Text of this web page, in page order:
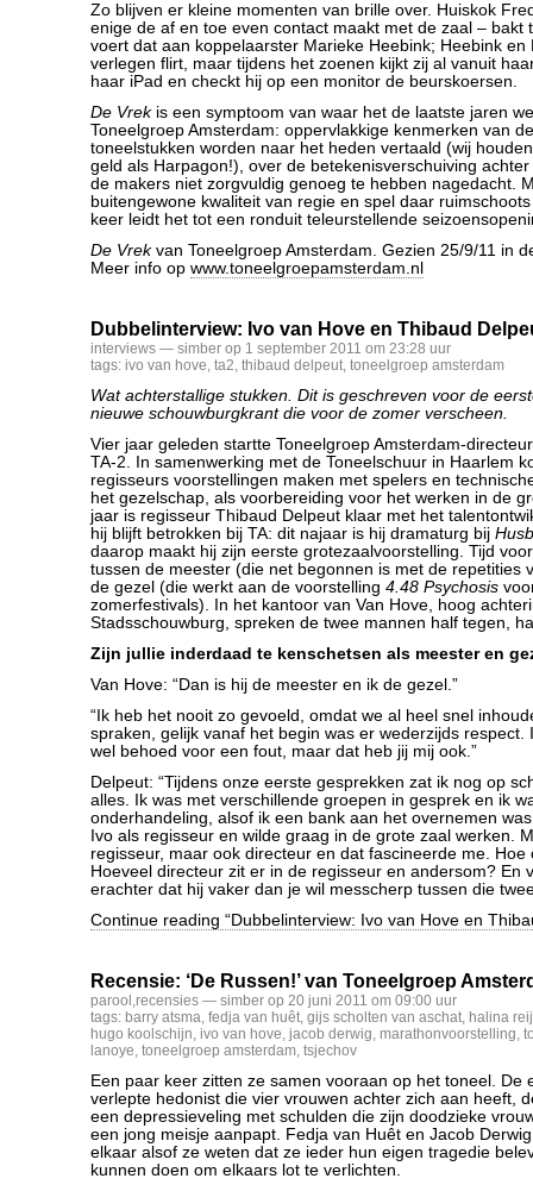
Zo blijven er kleine momenten van brille over. Huiskok
enige de af en toe even contact maakt met de zaal – bakt
voert dat aan koppelaarster Marieke Heebink; Heebink en
verlegen flirt, maar tijdens het zoenen kijkt zij al vanuit
haar iPad en checkt hij op een monitor de beurskoersen.
De Vrekis een symptoom van waar het de laatste jaren
Toneelgroep Amsterdam: oppervlakkige kenmerken van
toneelstukken worden naar het heden vertaald (wij
geld als Harpagon!), over de betekenisverschuiving
de makers niet zorgvuldig genoeg te hebben nagedacht.
buitengewone kwaliteit van regie en spel daar
keer leidt het tot een ronduit teleurstellende
De Vrekvan Toneelgroep Amsterdam. Gezien 25/9/11 in
Meer info op www.toneelgroepamsterdam.nl
Dubbelinterview: Ivo van Hove en Thibaud
interviews — simber op 1 september 2011 om 23:28 uur
tags: ivo van hove, ta2, thibaud delpeut, toneelgroep amsterdam
Wat achterstallige stukken. Dit is geschreven voor de
nieuwe schouwburgkrant die voor de zomer verscheen.
Vier jaar geleden startte Toneelgroep Amsterdam-
TA-2. In samenwerking met de Toneelschuur in Haarlem
regisseurs voorstellingen maken met spelers en
het gezelschap, als voorbereiding voor het werken in de
jaar is regisseur Thibaud Delpeut klaar met het
hij blijft betrokken bij TA: dit najaar is hij dramaturg bij
daarop maakt hij zijn eerste grotezaalvoorstelling. Tijd
tussen de meester (die net begonnen is met de repetities
de gezel (die werkt aan de voorstelling 4.48 Psychosis
zomerfestivals). In het kantoor van Van Hove, hoog
Stadsschouwburg, spreken de twee mannen half tegen,
Zijn jullie inderdaad te kenschetsen als meester en
Van Hove: “Dan is hij de meester en ik de gezel.”
“Ik heb het nooit zo gevoeld, omdat we al heel snel
spraken, gelijk vanaf het begin was er wederzijds respect.
wel behoed voor een fout, maar dat heb jij mij ook.”
Delpeut: “Tijdens onze eerste gesprekken zat ik nog op
alles. Ik was met verschillende groepen in gesprek en ik
onderhandeling, alsof ik een bank aan het overnemen
Ivo als regisseur en wilde graag in de grote zaal werken.
regisseur, maar ook directeur en dat fascineerde me. Hoe
Hoeveel directeur zit er in de regisseur en andersom? En
erachter dat hij vaker dan je wil messcherp tussen die
Continue reading “Dubbelinterview: Ivo van Hove en
Recensie: ‘De Russen!’ van Toneelgroep
parool ,recensies — simber op 20 juni 2011 om 09:00 uur
tags: barry atsma, fedja van huêt, gijs scholten van aschat, halina
hugo koolschijn, ivo van hove, jacob derwig, marathonvoorstelling,
lanoye, toneelgroep amsterdam, tsjechov
Een paar keer zitten ze samen vooraan op het toneel. De
verlepte hedonist die vier vrouwen achter zich aan heeft,
een depressieveling met schulden die zijn doodzieke
een jong meisje aanpapt. Fedja van Huêt en Jacob
elkaar alsof ze weten dat ze ieder hun eigen tragedie
kunnen doen om elkaars lot te verlichten.